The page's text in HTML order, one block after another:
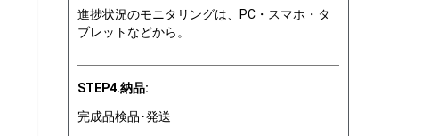
進捗状況のモニタリングは、PC・スマホ・タ
ブレットなどから。
STEP4.納品:
完成品検品･発送